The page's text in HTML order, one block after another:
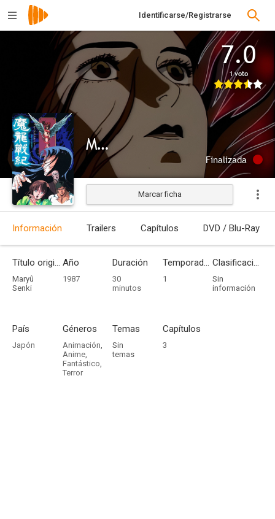
Identificarse/Registrarse
7.0
1 voto
Maryû Senki
Finalizada
Marcar ficha
Información Trailers Capítulos DVD / Blu-Ray
Título original
Maryû
Senki
Año
1987
Duración
30
minutos
Temporadas
1
Clasificación por edades
Sin
información
País
Japón
Géneros
Animación,
Anime,
Fantástico,
Terror
Temas
Sin
temas
Capítulos
3